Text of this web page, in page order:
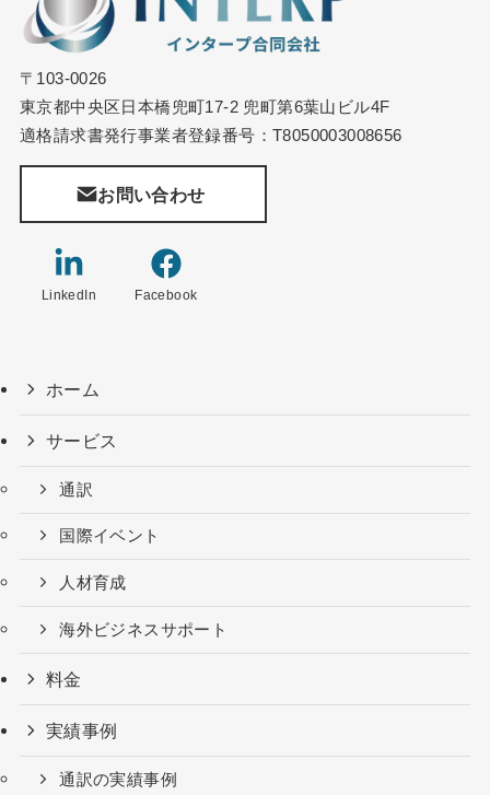
〒103-0026
東京都中央区日本橋兜町17-2 兜町第6葉山ビル4F
適格請求書発行事業者登録番号：T8050003008656
お問い合わせ
LinkedIn Facebook
ホーム
サービス
通訳
国際イベント
人材育成
海外ビジネスサポート
料金
実績事例
通訳の実績事例